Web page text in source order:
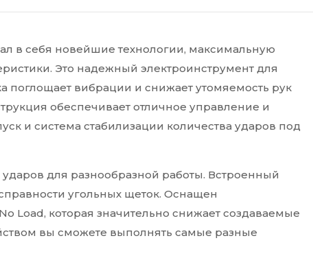
в себя новейшие технологии, максимальную
Это надежный электроинструмент для
поглощает вибрации и снижает утомяемость рук
обеспечивает отличное управление и
и система стабилизации количества ударов под
для разнообразной работы. Встроенный
угольных щеток. Оснащен
Load, которая значительно снижает создаваемые
вы сможете выполнять самые разные